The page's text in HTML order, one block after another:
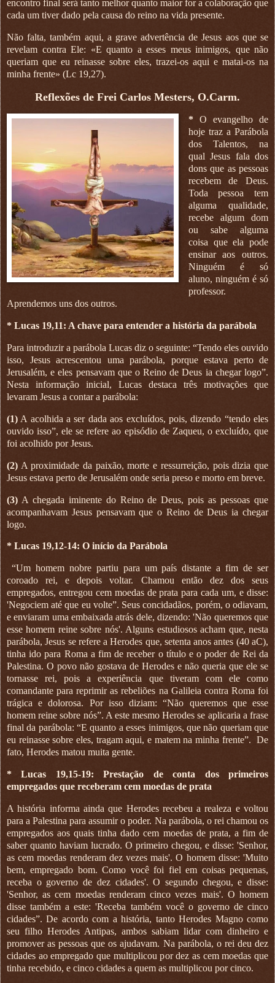
encontro final será tanto melhor quanto maior for a colaboração que
cada um tiver dado pela causa do reino na vida presente.
Não falta, também aqui, a grave advertência de Jesus aos que se
revelam contra Ele: «E quanto a esses meus inimigos, que não
queriam que eu reinasse sobre eles, trazei-os aqui e matai-os na
minha frente» (Lc 19,27).
Reflexões de Frei Carlos Mesters, O.Carm.
* O evangelho de
hoje traz a Parábola
dos Talentos, na
qual Jesus fala dos
dons que as pessoas
recebem de Deus.
Toda pessoa tem
alguma qualidade,
recebe algum dom
ou sabe alguma
coisa que ela pode
ensinar aos outros.
Ninguém é só
aluno, ninguém é só
professor.
Aprendemos uns dos outros.
* Lucas 19,11: A chave para entender a história da parábola
Para introduzir a parábola Lucas diz o seguinte: “Tendo eles ouvido
isso, Jesus acrescentou uma parábola, porque estava perto de
Jerusalém, e eles pensavam que o Reino de Deus ia chegar logo”.
Nesta informação inicial, Lucas destaca três motivações que
levaram Jesus a contar a parábola:
(1) A acolhida a ser dada aos excluídos, pois, dizendo “tendo eles
ouvido isso”, ele se refere ao episódio de Zaqueu, o excluído, que
foi acolhido por Jesus.
(2) A proximidade da paixão, morte e ressurreição, pois dizia que
Jesus estava perto de Jerusalém onde seria preso e morto em breve.
(3) A chegada iminente do Reino de Deus, pois as pessoas que
acompanhavam Jesus pensavam que o Reino de Deus ia chegar
logo.
* Lucas 19,12-14: O início da Parábola
“Um homem nobre partiu para um país distante a fim de ser
coroado rei, e depois voltar. Chamou então dez dos seus
empregados, entregou cem moedas de prata para cada um, e disse:
'Negociem até que eu volte”. Seus concidadãos, porém, o odiavam,
e enviaram uma embaixada atrás dele, dizendo: 'Não queremos que
esse homem reine sobre nós'. Alguns estudiosos acham que, nesta
parábola, Jesus se refere a Herodes que, setenta anos antes (40 aC),
tinha ido para Roma a fim de receber o título e o poder de Rei da
Palestina. O povo não gostava de Herodes e não queria que ele se
tornasse rei, pois a experiência que tiveram com ele como
comandante para reprimir as rebeliões na Galileia contra Roma foi
trágica e dolorosa. Por isso diziam: “Não queremos que esse
homem reine sobre nós”. A este mesmo Herodes se aplicaria a frase
final da parábola: “E quanto a esses inimigos, que não queriam que
eu reinasse sobre eles, tragam aqui, e matem na minha frente”. De
fato, Herodes matou muita gente.
* Lucas 19,15-19: Prestação de conta dos primeiros
empregados que receberam cem moedas de prata
A história informa ainda que Herodes recebeu a realeza e voltou
para a Palestina para assumir o poder. Na parábola, o rei chamou os
empregados aos quais tinha dado cem moedas de prata, a fim de
saber quanto haviam lucrado. O primeiro chegou, e disse: 'Senhor,
as cem moedas renderam dez vezes mais'. O homem disse: 'Muito
bem, empregado bom. Como você foi fiel em coisas pequenas,
receba o governo de dez cidades'. O segundo chegou, e disse:
'Senhor, as cem moedas renderam cinco vezes mais'. O homem
disse também a este: 'Receba também você o governo de cinco
cidades”. De acordo com a história, tanto Herodes Magno como
seu filho Herodes Antipas, ambos sabiam lidar com dinheiro e
promover as pessoas que os ajudavam. Na parábola, o rei deu dez
cidades ao empregado que multiplicou por dez as cem moedas que
tinha recebido, e cinco cidades a quem as multiplicou por cinco.